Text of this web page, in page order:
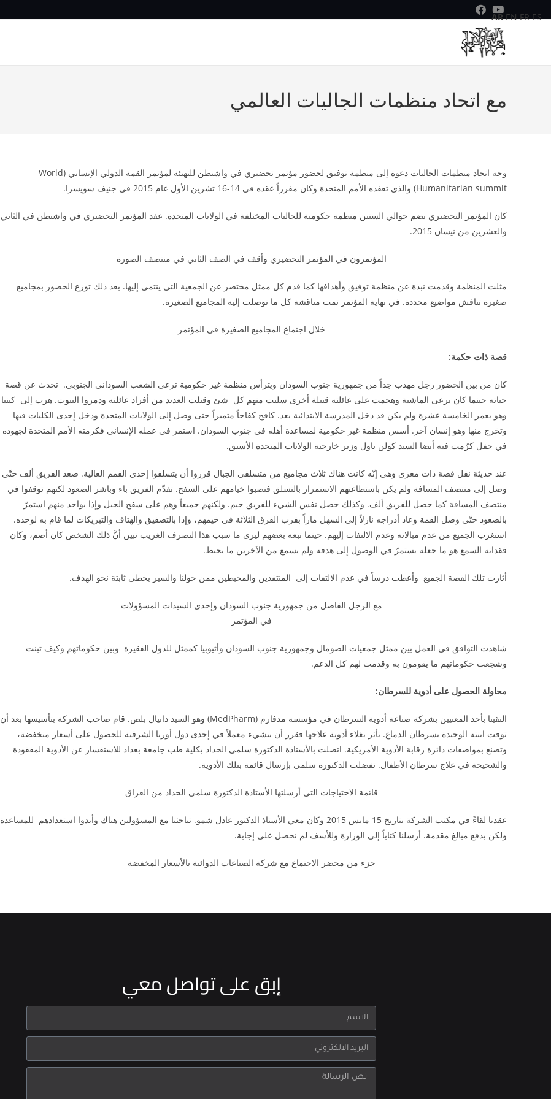
مع اتحاد منظمات الجاليات العالمي
وجه اتحاد منظمات الجاليات دعوة إلى منظمة توفيق لحضور مؤتمر تحضيري في واشنطن للتهيئة لمؤتمر القمة الدولي الإنساني (World
Humanitarian summit) والذي تعقده الأمم المتحدة وكان مقرراً عقده في 14-16 تشرين الأول عام 2015 في جنيف سويسرا.
كان المؤتمر التحضيري يضم حوالي الستين منظمة حكومية للجاليات المختلفة في الولايات المتحدة. عقد المؤتمر التحضيري في واشنطن في الثاني
والعشرين من نيسان 2015.
المؤتمرون في المؤتمر التحضيري وأقف في الصف الثاني في منتصف الصورة
مثلت المنظمة وقدمت نبذة عن منظمة توفيق وأهدافها كما قدم كل ممثل مختصر عن الجمعية التي ينتمي إليها. بعد ذلك توزع الحضور بمجاميع
صغيرة تناقش مواضيع محددة. في نهاية المؤتمر تمت مناقشة كل ما توصلت إليه المجاميع الصغيرة.
خلال اجتماع المجاميع الصغيرة في المؤتمر
قصة ذات حكمة:
كان من بين الحضور رجل مهذب جداً من جمهورية جنوب السودان ويترأس منظمة غير حكومية ترعى الشعب السوداني الجنوبي. تحدث عن قصة
حياته حينما كان يرعى الماشية وهجمت على عائلته قبيلة أخرى سلبت منهم كل شئ وقتلت العديد من أفراد عائلته ودمروا البيوت. هرب إلى كينيا
وهو بعمر الخامسة عشرة ولم يكن قد دخل المدرسة الابتدائية بعد. كافح كفاحاً متميزاً حتى وصل إلى الولايات المتحدة ودخل إحدى الكليات فيها
وتخرج منها وهو إنسان آخر. أسس منظمة غير حكومية لمساعدة أهله في جنوب السودان. استمر في عمله الإنساني فكرمته الأمم المتحدة لجهوده
في حفل كرّمت فيه أيضا السيد كولن باول وزير خارجية الولايات المتحدة الأسبق.
عند حديثة نقل قصة ذات مغزى وهي إنّه كانت هناك ثلاث مجاميع من متسلقي الجبال قرروا أن يتسلقوا إحدى القمم العالية. صعد الفريق ألف حتّى
وصل إلى منتصف المسافة ولم يكن باستطاعتهم الاستمرار بالتسلق فنصبوا خيامهم على السفح. تقدّم الفريق باء وباشر الصعود لكنهم توقفوا في
منتصف المسافة كما حصل للفريق ألف. وكذلك حصل نفس الشيء للفريق جيم. ولكنهم جميعاً وهم على سفح الجبل وإذا بواحد منهم استمرّ
بالصعود حتّى وصل القمة وعاد أدراجه نازلاً إلى السهل ماراً بقرب الفرق الثلاثة في خيمهم، وإذا بالتصفيق والهتاف والتبريكات لما قام به لوحده.
استغرب الجميع من عدم مبالاته وعدم الالتفات إليهم. حينما تبعه بعضهم ليرى ما سبب هذا التصرف الغريب تبين أنَّ ذلك الشخص كان أصم، وكان
فقدانه السمع هو ما جعله يستمرّ في الوصول إلى هدفه ولم يسمع من الآخرين ما يحبط.
أثارت تلك القصة الجميع وأعطت درساً في عدم الالتفات إلى المنتقدين والمحبطين ممن حولنا والسير بخطى ثابتة نحو الهدف.
مع الرجل الفاضل من جمهورية جنوب السودان وإحدى السيدات المسؤولات
في المؤتمر
شاهدت التوافق في العمل بين ممثل جمعيات الصومال وجمهورية جنوب السودان وأثيوبيا كممثل للدول الفقيرة وبين حكوماتهم وكيف تبنت
وشجعت حكوماتهم ما يقومون به وقدمت لهم كل الدعم.
محاولة الحصول على أدوية للسرطان:
التقينا بأحد المعنيين بشركة صناعة أدوية السرطان في مؤسسة مدفارم (MedPharm) وهو السيد دانيال بلص. قام صاحب الشركة بتأسيسها بعد أن
توفت ابنته الوحيدة بسرطان الدماغ. تأثر بغلاء أدوية علاجها فقرر أن ينشيء معملاً في إحدى دول أوربا الشرقية للحصول على أسعار منخفضة،
وتصنع بمواصفات دائرة رقابة الأدوية الأمريكية. اتصلت بالأستاذة الدكتورة سلمى الحداد بكلية طب جامعة بغداد للاستفسار عن الأدوية المفقودة
والشحيحة في علاج سرطان الأطفال. تفضلت الدكتورة سلمى بإرسال قائمة بتلك الأدوية.
قائمة الاحتياجات التي أرسلتها الأستاذة الدكتورة سلمى الحداد من العراق
عقدنا لقاءً في مكتب الشركة بتاريخ 15 مايس 2015 وكان معي الأستاذ الدكتور عادل شمو. تباحثنا مع المسؤولين هناك وأبدوا استعدادهم للمساعدة
ولكن بدفع مبالغ مقدمة. أرسلنا كتاباً إلى الوزارة وللأسف لم نحصل على إجابة.
جزء من محضر الاجتماع مع شركة الصناعات الدوائية بالأسعار المخفضة
إبق على تواصل معي
AR EN FR ES